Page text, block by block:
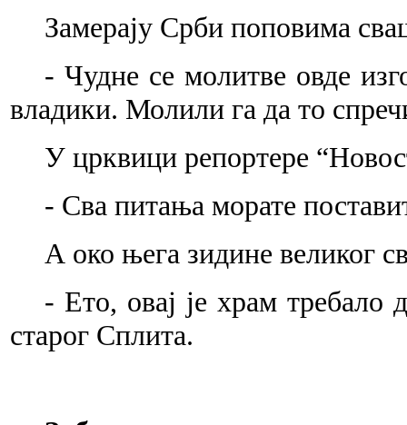
Замерају Срби поповима
- Чудне се молитве овде
владики. Молили га да то
У црквици репортере
- Сва питања морате
А око њега зидине великог
- Ето, овај је храм требало
старог Сплита.